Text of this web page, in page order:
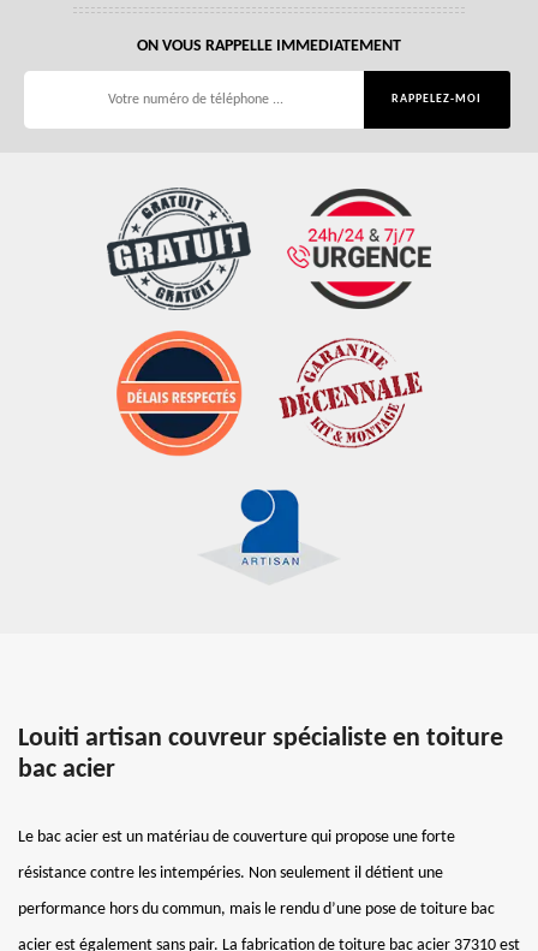
ON VOUS RAPPELLE IMMEDIATEMENT
Louiti artisan couvreur spécialiste en toiture
bac acier
Le bac acier est un matériau de couverture qui propose une forte
résistance contre les intempéries. Non seulement il détient une
performance hors du commun, mais le rendu d’une pose de toiture bac
acier est également sans pair. La fabrication de toiture bac acier 37310 est